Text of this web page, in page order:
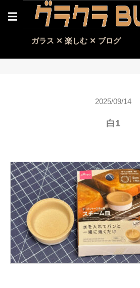
☰
ガラス ✕ 楽しむ ✕ ブログ
2025/09/14
白1